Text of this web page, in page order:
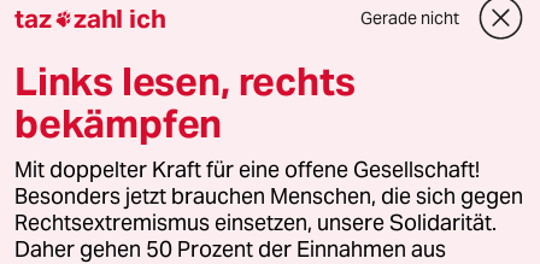
Downloads für Abonnierende
© 2026 taz Verlags und Vertriebs GmbH
Alle Rechte vorbehalten. Bei rechtlichen Fragen oder für Genehmigungen
wenden Sie sich bitte an
lizenzen@taz.de
taz zahl ich Gerade nicht
Links lesen, rechts
bekämpfen
Mit doppelter Kraft für eine offene Gesellschaft!
Besonders jetzt brauchen Menschen, die sich gegen
Rechtsextremismus einsetzen, unsere Solidarität.
Daher gehen 50 Prozent der Einnahmen aus